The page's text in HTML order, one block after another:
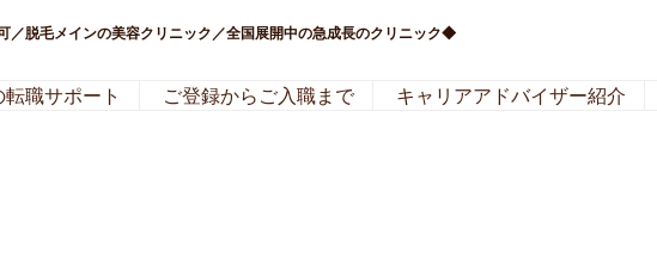
／脱毛メインの美容クリニック／全国展開中の急成長のクリニック◆
職サポート ご登録からご入職まで キャリアアドバイザー紹介